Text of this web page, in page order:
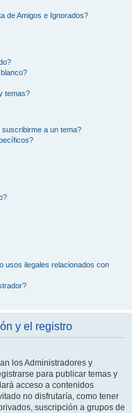
de Amigos e Ignorados?
temas?
a un tema?
usos ilegales relacionados con
y el registro
los Administradores y
para publicar temas y
acceso a contenidos
no disfrutaría, como tener
suscripción a grupos de